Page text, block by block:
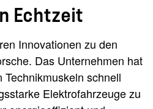
Echtzeit
Innovationen zu den
Das Unternehmen hat
schnell
Elektrofahrzeuge zu